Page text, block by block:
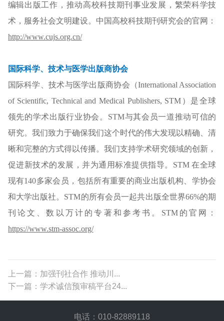
编辑出版工作，推动高校科技期刊事业发展，繁荣科学技
术，服务社会文明建设。中国高校科技期刊研究会的官网：
http://www.cujs.org.cn/
国际科学、技术与医学出版商协会
国际科学、技术与医学出版商协会（International Association
of Scientific, Technical and Medical Publishers, STM）是全球
领先的学术出版行业协会。STM与其会员一道推动可信的
研究。我们致力于确保我们这个时代的伟大发现以精确、清
晰和完整的方式得以传播。我们支持学术研究领域的创新，
促进新技术的发展，并为通用标准提供指导。STM 在全球
现有140多家会员，包括所有重要的商业出版机构、学协会
和大学出版社。STM的所有会员一起共出版全世界66%的期
刊论文、数以万计的专著和参考书。STM的官网：
https://www.stm-assoc.org/
上一篇：加强刊社合作 推动川...
下一篇：学术诚信预审稿平台24...
电话：010-82889118